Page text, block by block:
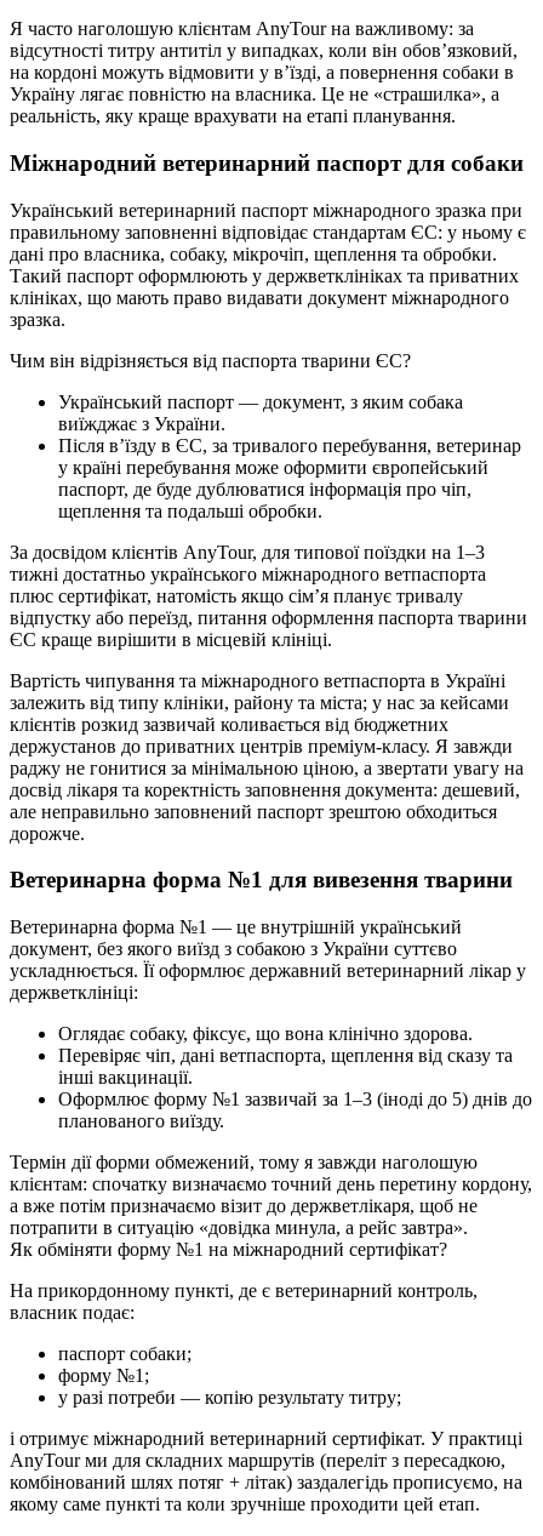
Я часто наголошую клієнтам AnyTour на важливому: за
відсутності титру антитіл у випадках, коли він обов’язковий,
на кордоні можуть відмовити у в’їзді, а повернення собаки в
Україну лягає повністю на власника. Це не «страшилка», а
реальність, яку краще врахувати на етапі планування.
Міжнародний ветеринарний паспорт для собаки
Український ветеринарний паспорт міжнародного зразка при
правильному заповненні відповідає стандартам ЄС: у ньому є
дані про власника, собаку, мікрочіп, щеплення та обробки.
Такий паспорт оформлюють у держветклініках та приватних
клініках, що мають право видавати документ міжнародного
зразка.
Чим він відрізняється від паспорта тварини ЄС?
Український паспорт — документ, з яким собака
виїжджає з України.
Після в’їзду в ЄС, за тривалого перебування, ветеринар
у країні перебування може оформити європейський
паспорт, де буде дублюватися інформація про чіп,
щеплення та подальші обробки.
За досвідом клієнтів AnyTour, для типової поїздки на 1–3
тижні достатньо українського міжнародного ветпаспорта
плюс сертифікат, натомість якщо сім’я планує тривалу
відпустку або переїзд, питання оформлення паспорта тварини
ЄС краще вирішити в місцевій клініці.
Вартість чипування та міжнародного ветпаспорта в Україні
залежить від типу клініки, району та міста; у нас за кейсами
клієнтів розкид зазвичай коливається від бюджетних
держустанов до приватних центрів преміум-класу. Я завжди
раджу не гонитися за мінімальною ціною, а звертати увагу на
досвід лікаря та коректність заповнення документа: дешевий,
але неправильно заповнений паспорт зрештою обходиться
дорожче.
Ветеринарна форма №1 для вивезення тварини
Ветеринарна форма №1 — це внутрішній український
документ, без якого виїзд з собакою з України суттєво
ускладнюється. Її оформлює державний ветеринарний лікар у
держветклініці:
Оглядає собаку, фіксує, що вона клінічно здорова.
Перевіряє чіп, дані ветпаспорта, щеплення від сказу та
інші вакцинації.
Оформлює форму №1 зазвичай за 1–3 (іноді до 5) днів до
планованого виїзду.
Термін дії форми обмежений, тому я завжди наголошую
клієнтам: спочатку визначаємо точний день перетину кордону,
а вже потім призначаємо візит до держветлікаря, щоб не
потрапити в ситуацію «довідка минула, а рейс завтра».
Як обміняти форму №1 на міжнародний сертифікат?
На прикордонному пункті, де є ветеринарний контроль,
власник подає:
паспорт собаки;
форму №1;
у разі потреби — копію результату титру;
і отримує міжнародний ветеринарний сертифікат. У практиці
AnyTour ми для складних маршрутів (переліт з пересадкою,
комбінований шлях потяг + літак) заздалегідь прописуємо, на
якому саме пункті та коли зручніше проходити цей етап.